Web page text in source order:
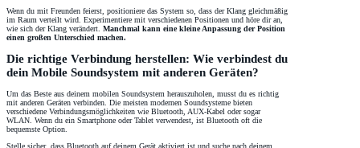
Wenn du mit Freunden feierst, positioniere das System so, dass der Klang gleichmäßig
im Raum verteilt wird. Experimentiere mit verschiedenen Positionen und höre dir an,
wie sich der Klang verändert. Manchmal kann eine kleine Anpassung der Position
einen großen Unterschied machen.
Die richtige Verbindung herstellen: Wie verbindest du
dein Mobile Soundsystem mit anderen Geräten?
Um das Beste aus deinem mobilen Soundsystem herauszuholen, musst du es richtig
mit anderen Geräten verbinden. Die meisten modernen Soundsysteme bieten
verschiedene Verbindungsmöglichkeiten wie Bluetooth, AUX-Kabel oder sogar
WLAN. Wenn du ein Smartphone oder Tablet verwendest, ist Bluetooth oft die
bequemste Option.
Stelle sicher, dass Bluetooth auf deinem Gerät aktiviert ist und suche nach deinem